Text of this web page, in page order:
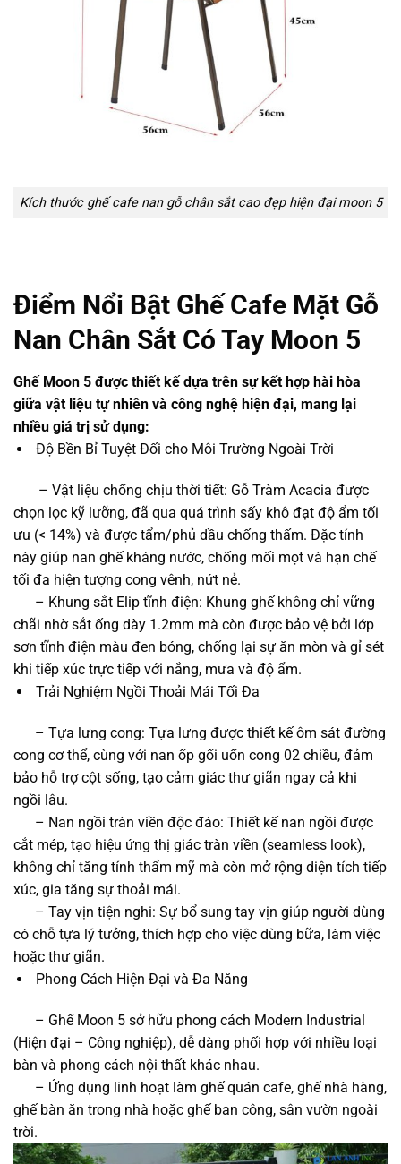
Kích thước ghế cafe nan gỗ chân sắt cao đẹp hiện đại moon 5
Điểm Nổi Bật Ghế Cafe Mặt Gỗ
Nan Chân Sắt Có Tay Moon 5
Ghế Moon 5 được thiết kế dựa trên sự kết hợp hài hòa
giữa vật liệu tự nhiên và công nghệ hiện đại, mang lại
nhiều giá trị sử dụng:
Độ Bền Bỉ Tuyệt Đối cho Môi Trường Ngoài Trời
– Vật liệu chống chịu thời tiết: Gỗ Tràm Acacia được
chọn lọc kỹ lưỡng, đã qua quá trình sấy khô đạt độ ẩm tối
ưu (< 14%) và được tẩm/phủ dầu chống thấm. Đặc tính
này giúp nan ghế kháng nước, chống mối mọt và hạn chế
tối đa hiện tượng cong vênh, nứt nẻ.
– Khung sắt Elip tĩnh điện: Khung ghế không chỉ vững
chãi nhờ sắt ống dày 1.2mm mà còn được bảo vệ bởi lớp
sơn tĩnh điện màu đen bóng, chống lại sự ăn mòn và gỉ sét
khi tiếp xúc trực tiếp với nắng, mưa và độ ẩm.
Trải Nghiệm Ngồi Thoải Mái Tối Đa
– Tựa lưng cong: Tựa lưng được thiết kế ôm sát đường
cong cơ thể, cùng với nan ốp gối uốn cong 02 chiều, đảm
bảo hỗ trợ cột sống, tạo cảm giác thư giãn ngay cả khi
ngồi lâu.
– Nan ngồi tràn viền độc đáo: Thiết kế nan ngồi được
cắt mép, tạo hiệu ứng thị giác tràn viền (seamless look),
không chỉ tăng tính thẩm mỹ mà còn mở rộng diện tích tiếp
xúc, gia tăng sự thoải mái.
– Tay vịn tiện nghi: Sự bổ sung tay vịn giúp người dùng
có chỗ tựa lý tưởng, thích hợp cho việc dùng bữa, làm việc
hoặc thư giãn.
Phong Cách Hiện Đại và Đa Năng
– Ghế Moon 5 sở hữu phong cách Modern Industrial
(Hiện đại – Công nghiệp), dễ dàng phối hợp với nhiều loại
bàn và phong cách nội thất khác nhau.
– Ứng dụng linh hoạt làm ghế quán cafe, ghế nhà hàng,
ghế bàn ăn trong nhà hoặc ghế ban công, sân vườn ngoài
trời.